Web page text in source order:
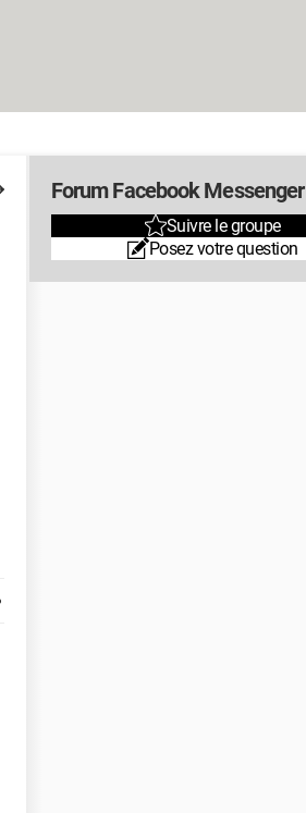
Forum Facebook Messenger
Suivre le groupe
Posez votre question